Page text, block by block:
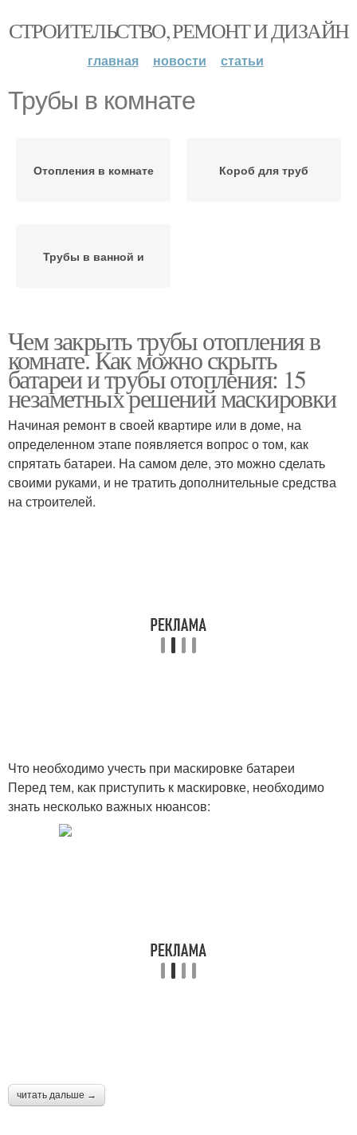
СТРОИТЕЛЬСТВО, РЕМОНТ И ДИЗАЙН
главная новости статьи
Трубы в комнате
Отопления в комнате Короб для труб
Трубы в ванной и
Чем закрыть трубы отопления в
комнате. Как можно скрыть
батареи и трубы отопления: 15
незаметных решений маскировки
Начиная ремонт в своей квартире или в доме, на
определенном этапе появляется вопрос о том, как
спрятать батареи. На самом деле, это можно сделать
своими руками, и не тратить дополнительные средства
на строителей.
Что необходимо учесть при маскировке батареи
Перед тем, как приступить к маскировке, необходимо
знать несколько важных нюансов:
читать дальше →